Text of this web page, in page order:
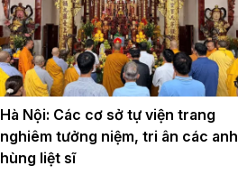
Hà Nội: Các cơ sở tự viện trang
nghiêm tưởng niệm, tri ân các anh
hùng liệt sĩ